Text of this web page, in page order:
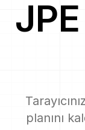
JPE
planını